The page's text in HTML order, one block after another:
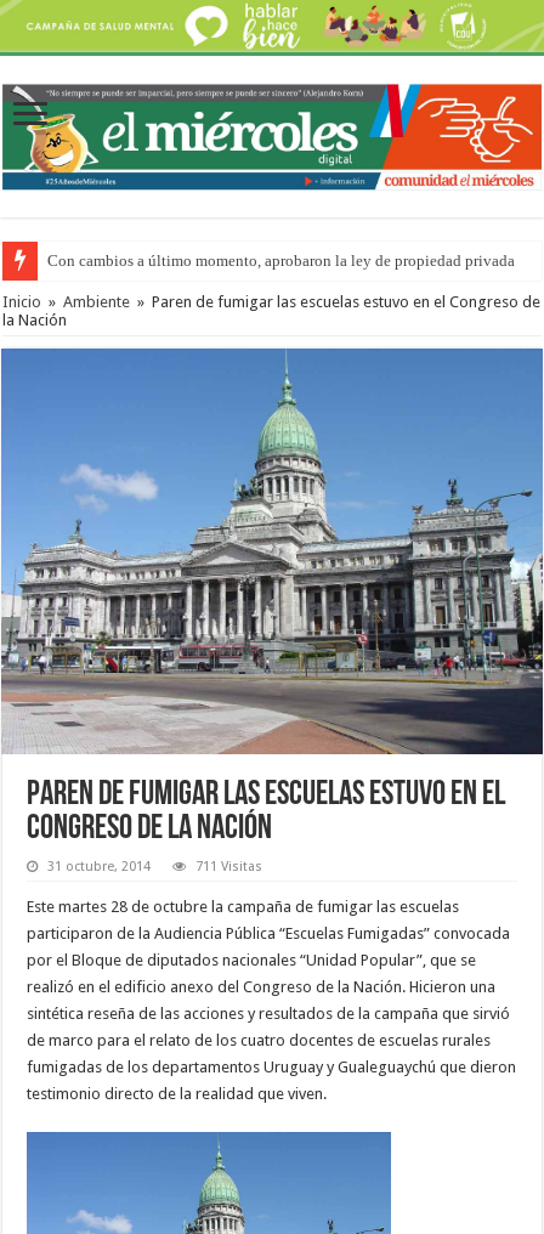
Con cambios a último momento, aprobaron la ley de propiedad privada
Inicio » Ambiente » Paren de fumigar las escuelas estuvo en el Congreso de
la Nación
Paren de fumigar las escuelas estuvo en el
Congreso de la Nación
31 octubre, 2014 711 Visitas
Este martes 28 de octubre la campaña de fumigar las escuelas
participaron de la Audiencia Pública “Escuelas Fumigadas” convocada
por el Bloque de diputados nacionales “Unidad Popular”, que se
realizó en el edificio anexo del Congreso de la Nación. Hicieron una
sintética reseña de las acciones y resultados de la campaña que sirvió
de marco para el relato de los cuatro docentes de escuelas rurales
fumigadas de los departamentos Uruguay y Gualeguaychú que dieron
testimonio directo de la realidad que viven.